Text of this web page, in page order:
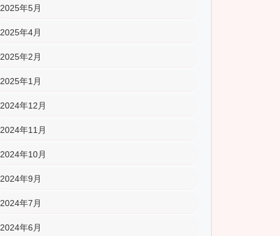
2025年5月
2025年4月
2025年2月
2025年1月
2024年12月
2024年11月
2024年10月
2024年9月
2024年7月
2024年6月